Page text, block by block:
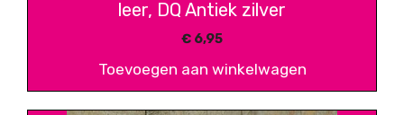
leer, DQ Antiek zilver
€ 6,95
Toevoegen aan winkelwagen